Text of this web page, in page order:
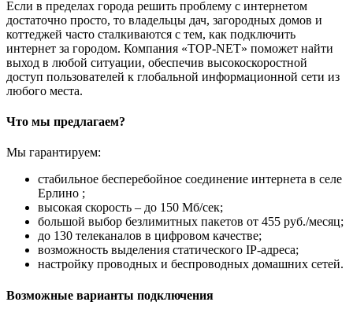
Если в пределах города решить проблему с интернетом
достаточно просто, то владельцы дач, загородных домов и
коттеджей часто сталкиваются с тем, как подключить
интернет за городом. Компания «TOP-NET» поможет найти
выход в любой ситуации, обеспечив высокоскоростной
доступ пользователей к глобальной информационной сети из
любого места.
Что мы предлагаем?
Мы гарантируем:
стабильное бесперебойное соединение интернета в селе
Ерлино ;
высокая скорость – до 150 Мб/сек;
большой выбор безлимитных пакетов от 455 руб./месяц;
до 130 телеканалов в цифровом качестве;
возможность выделения статического IP-адреса;
настройку проводных и беспроводных домашних сетей.
Возможные варианты подключения